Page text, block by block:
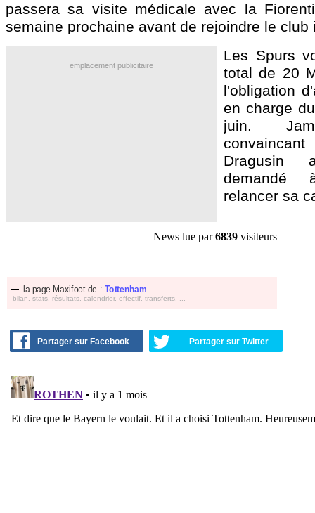
passera sa visite médicale avec la
semaine prochaine avant de rejoindre le club
emplacement publicitaire
Les Spurs
total de 20
l'obligation
en charge
juin.
Dragusin
demandé
relancer sa
News lue par6839 visiteurs
la page Maxifoot de : Tottenham
bilan, stats, résultats, calendrier, effectif, transferts, ...
Partager sur Facebook Partager sur Twitter